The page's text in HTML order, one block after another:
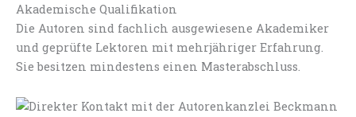
Akademische Qualifikation
Die Autoren sind fachlich ausgewiesene Akademiker
und geprüfte Lektoren mit mehrjähriger Erfahrung.
Sie besitzen mindestens einen Masterabschluss.